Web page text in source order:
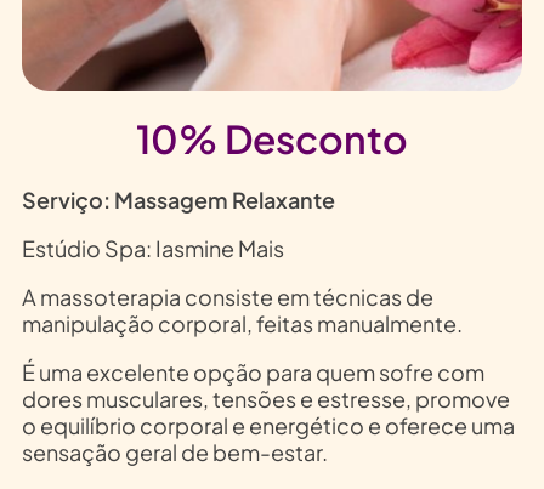
10% Desconto
Serviço: Massagem Relaxante
Estúdio Spa: Iasmine Mais
A massoterapia consiste em técnicas de
manipulação corporal,feitas manualmente.
É uma excelente opção para quem sofre com
dores musculares, tensões e estresse, promove
o equilíbrio corporal e energético e oferece uma
sensação geral de bem-estar.